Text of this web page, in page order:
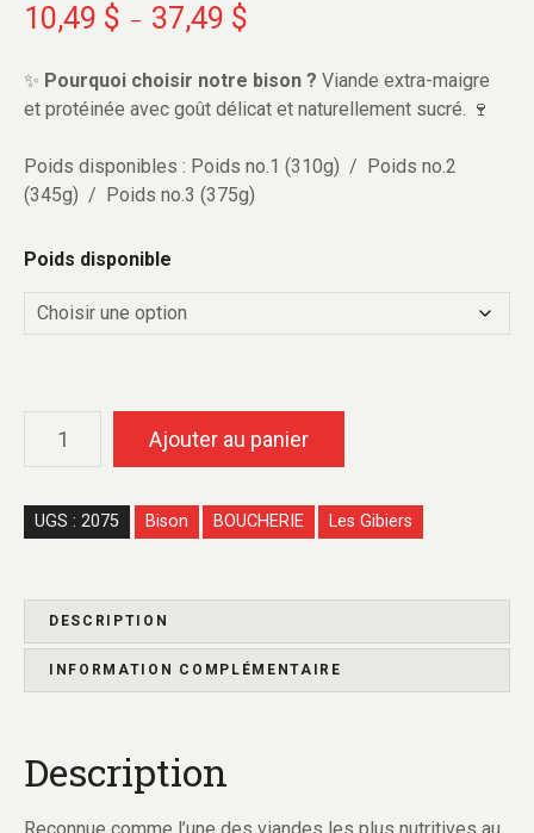
10,49 $ – 37,49 $
✨ Pourquoi choisir notre bison ? Viande extra-maigre
et protéinée avec goût délicat et naturellement sucré. 🍷
Poids disponibles : Poids no.1 (310g) / Poids no.2
(345g) / Poids no.3 (375g)
Poids disponible
Ajouter au panier
UGS : 2075 Bison BOUCHERIE Les Gibiers
DESCRIPTION
INFORMATION COMPLÉMENTAIRE
Description
Reconnue comme l’une des viandes les plus nutritives au